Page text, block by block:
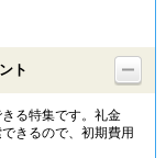
ト
る特集です。礼金
きるので、初期費用